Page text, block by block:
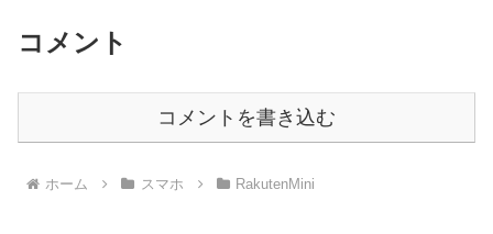
コメント
コメントを書き込む
ホーム スマホ RakutenMini